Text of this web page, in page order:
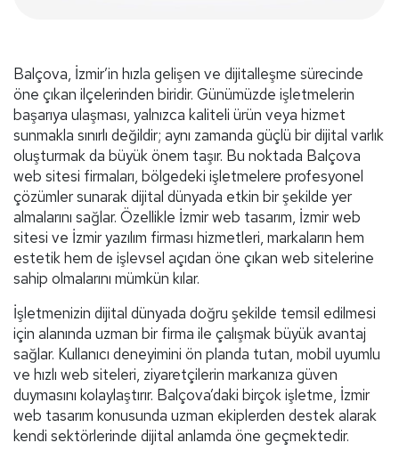
Balçova, İzmir’in hızla gelişen ve dijitalleşme sürecinde
öne çıkan ilçelerinden biridir. Günümüzde işletmelerin
başarıya ulaşması, yalnızca kaliteli ürün veya hizmet
sunmakla sınırlı değildir; aynı zamanda güçlü bir dijital varlık
oluşturmak da büyük önem taşır. Bu noktada Balçova
web sitesi firmaları, bölgedeki işletmelere profesyonel
çözümler sunarak dijital dünyada etkin bir şekilde yer
almalarını sağlar. Özellikle İzmir web tasarım, İzmir web
sitesi ve İzmir yazılım firması hizmetleri, markaların hem
estetik hem de işlevsel açıdan öne çıkan web sitelerine
sahip olmalarını mümkün kılar.
İşletmenizin dijital dünyada doğru şekilde temsil edilmesi
için alanında uzman bir firma ile çalışmak büyük avantaj
sağlar. Kullanıcı deneyimini ön planda tutan, mobil uyumlu
ve hızlı web siteleri, ziyaretçilerin markanıza güven
duymasını kolaylaştırır. Balçova’daki birçok işletme, İzmir
web tasarım konusunda uzman ekiplerden destek alarak
kendi sektörlerinde dijital anlamda öne geçmektedir.